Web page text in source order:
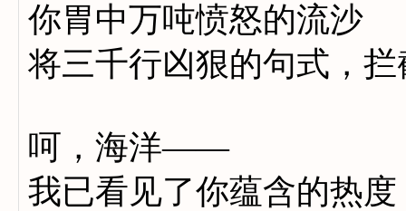
你胃中万吨愤怒的流沙
将三千行凶狠的句式，拦
呵，海洋——
我已看见了你蕴含的热度